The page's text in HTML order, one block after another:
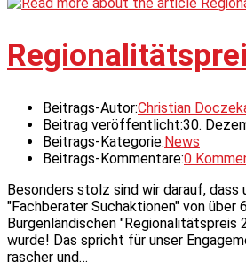
Beitrags-Autor:Christian
Beitrag veröffentlicht:30.
Beitrags-Kategorie: News
Beitrags-Kommentare:0
Besonders stolz sind wir darauf, dass
"Fachberater Suchaktionen" von über
Burgenländischen "Regionalitätspreis
wurde! Das spricht für unser
rascher und…